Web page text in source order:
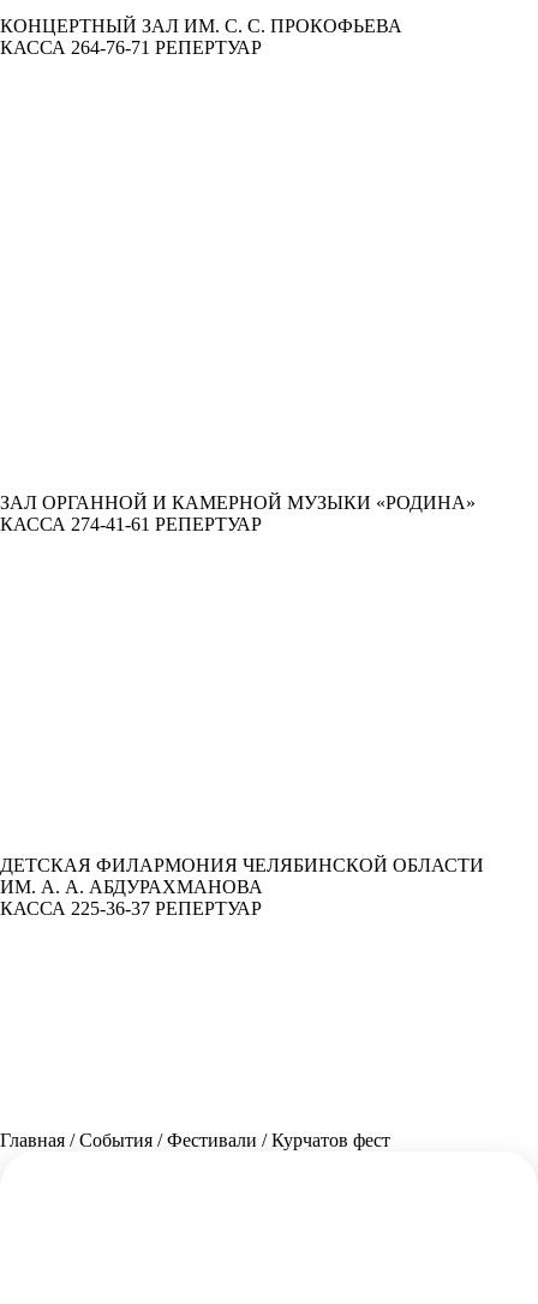
КОНЦЕРТНЫЙ ЗАЛ ИМ. С. С. ПРОКОФЬЕВА
КАССА 264-76-71 РЕПЕРТУАР
ЗАЛ ОРГАННОЙ И КАМЕРНОЙ МУЗЫКИ «РОДИНА»
КАССА 274-41-61 РЕПЕРТУАР
ДЕТСКАЯ ФИЛАРМОНИЯ ЧЕЛЯБИНСКОЙ ОБЛАСТИ
ИМ. А. А. АБДУРАХМАНОВА
КАССА 225-36-37 РЕПЕРТУАР
Главная /События /Фестивали /Курчатов фест